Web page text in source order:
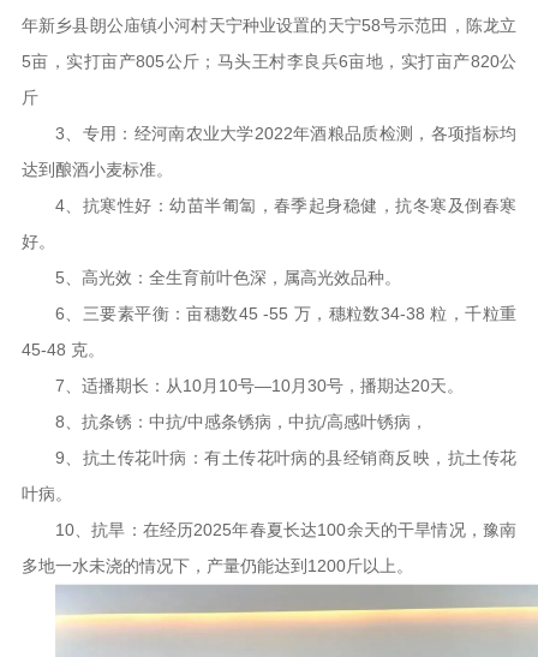
年新乡县朗公庙镇小河村天宁种业设置的天宁58号示范田，陈龙立
5亩，实打亩产805公斤；马头王村李良兵6亩地，实打亩产820公
斤
3、专用：经河南农业大学2022年酒粮品质检测，各项指标均
达到酿酒小麦标准。
4、抗寒性好：幼苗半匍匐，春季起身稳健，抗冬寒及倒春寒
好。
5、高光效：全生育前叶色深，属高光效品种。
6、三要素平衡：亩穗数45 -55 万，穗粒数34-38 粒，千粒重
45-48 克。
7、适播期长：从10月10号—10月30号，播期达20天。
8、抗条锈：中抗/中感条锈病，中抗/高感叶锈病，
9、抗土传花叶病：有土传花叶病的县经销商反映，抗土传花
叶病。
10、抗旱：在经历2025年春夏长达100余天的干旱情况，豫南
多地一水未浇的情况下，产量仍能达到1200斤以上。